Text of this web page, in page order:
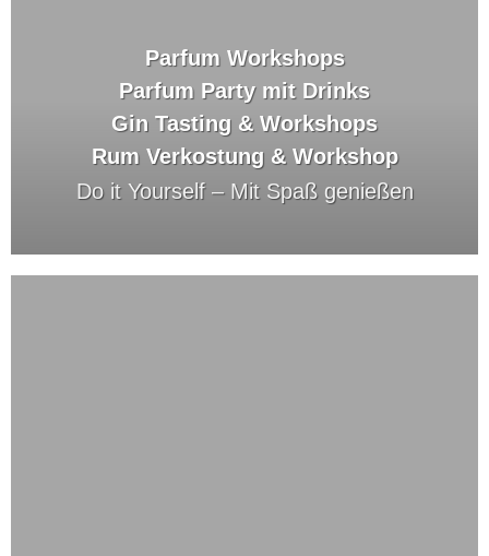
Parfum Workshops
Parfum Party mit Drinks
Gin Tasting & Workshops
Rum Verkostung & Workshop
Do it Yourself –Mit Spaß genießen